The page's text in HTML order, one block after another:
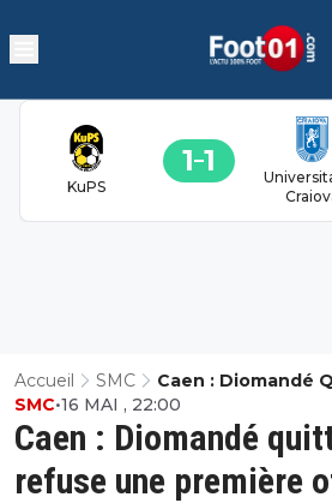
KuPS
1 1
Accueil SMC
Caen : Diomandé
Refuse Une
Caen : Diomandé
refuse une première
SMC•16 MAI , 22:00